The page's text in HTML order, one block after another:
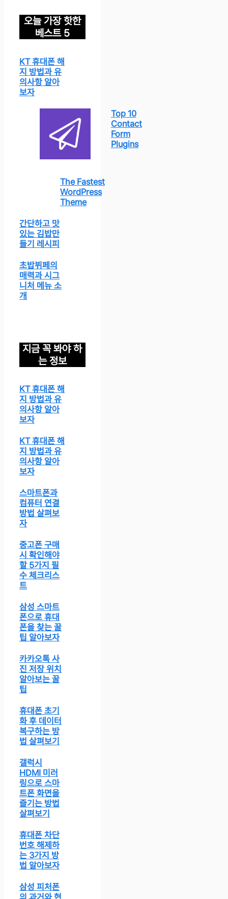
오늘 가장 핫한
베스트 5
KT 휴대폰 해
지 방법과 유
의사항 알아
보자
Top 10
Contact
Form
Plugins
The Fastest
WordPress
Theme
간단하고 맛
있는 김밥만
들기 레시피
초밥뷔페의
매력과 시그
니처 메뉴 소
개
지금 꼭 봐야 하
는 정보
KT 휴대폰 해
지 방법과 유
의사항 알아
보자
KT 휴대폰 해
지 방법과 유
의사항 알아
보자
스마트폰과
컴퓨터 연결
방법 살펴보
자
중고폰 구매
시 확인해야
할 5가지 필
수 체크리스
트
삼성 스마트
폰으로 휴대
폰을 찾는 꿀
팁 알아보자
카카오톡 사
진 저장 위치
알아보는 꿀
팁
휴대폰 초기
화 후 데이터
복구하는 방
법 살펴보기
갤럭시
HDMI 미러
링으로 스마
트폰 화면을
즐기는 방법
살펴보기
휴대폰 차단
번호 해제하
는 3가지 방
법 알아보자
삼성 피처폰